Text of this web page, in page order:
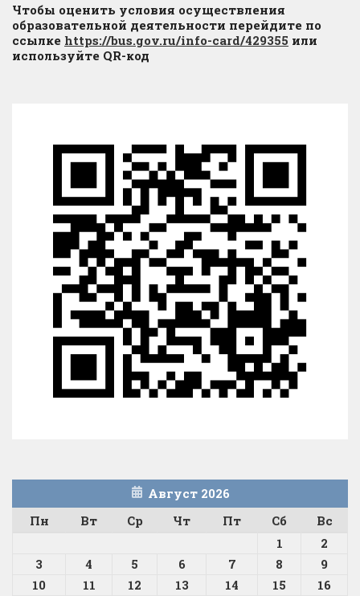
Чтобы оценить условия осуществления
образовательной деятельности перейдите по
ссылке https://bus.gov.ru/info-card/429355 или
используйте QR-код
Август 2026
Пн
Вт Ср Чт Пт Сб
Вс
1
2
3
4 5 6 7 8
9
10
11 12 13 14 15
16